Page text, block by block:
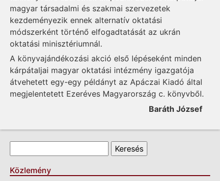
magyar társadalmi és szakmai szervezetek
kezdeményezik ennek alternatív oktatási
módszerként történő elfogadtatását az ukrán
oktatási minisztériumnál.
A könyvajándékozási akció első lépéseként minden
kárpátaljai magyar oktatási intézmény igazgatója
átvehetett egy-egy példányt az Apáczai Kiadó által
megjelentetett Ezeréves Magyarország c. könyvből.
Baráth József
Keresés űrlap
Keresés
Közlemény